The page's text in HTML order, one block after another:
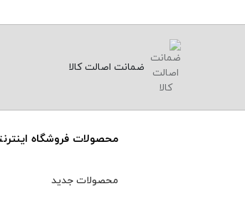
ضمانت اصالت کالا
محصولات فروشگاه
محصولات جدید